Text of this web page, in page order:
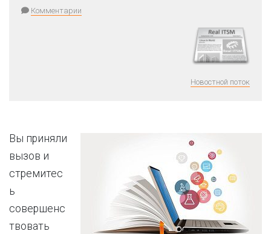
Комментарии
Новостной поток
Вы приняли
вызов и
стремитес
ь
совершенс
твовать